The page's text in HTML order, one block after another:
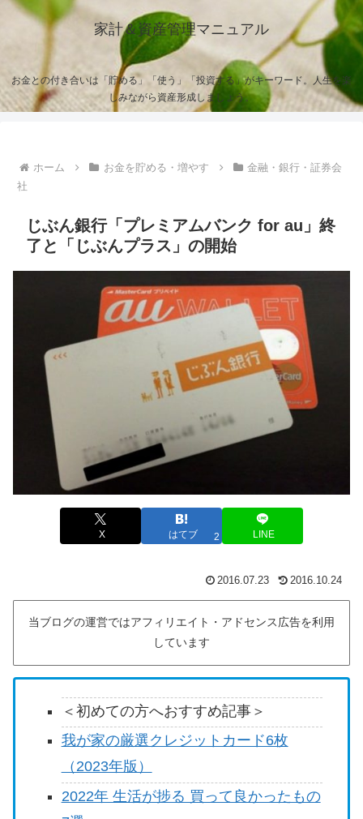
家計＆資産管理マニュアル
お金との付き合いは「貯める」「使う」「投資する」がキーワード。人生を楽
しみながら資産形成しましょう。
ホーム お金を貯める・増やす
金融・銀行・証券会
社
じぶん銀行「プレミアムバンク for au」終
了と「じぶんプラス」の開始
X はてブ 2 LINE
2016.07.23 2016.10.24
当ブログの運営ではアフィリエイト・アドセンス広告を利用
しています
＜初めての方へおすすめ記事＞
我が家の厳選クレジットカード6枚
（2023年版）
2022年 生活が捗る 買って良かったもの